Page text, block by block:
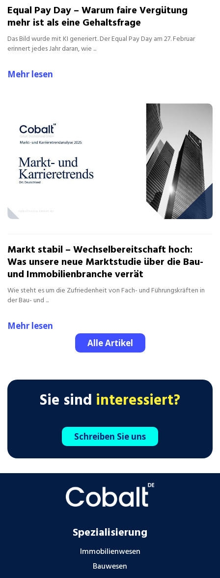
Alle Artikel
Equal Pay Day – Warum faire Vergütung
mehr ist als eine Gehaltsfrage
Das Bild wurde mit KI generiert. Der Equal Pay Day am 27. Februar
erinnert jedes Jahr daran, wie ...
Mehr lesen
Markt stabil – Wechselbereitschaft hoch:
Was unsere neue Marktstudie über die Bau-
und Immobilienbranche verrät
Wie steht es um die Zufriedenheit von Fach- und Führungskräften in
der Bau- und ...
Mehr lesen
Sie sind interessiert?
Schreiben Sie uns
Spezialisierung
Immobilienwesen
Bauwesen